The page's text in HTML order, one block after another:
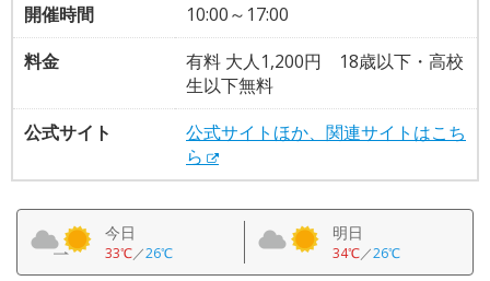
開催時間
10:00～17:00
料金
有料 大人1,200円 18歳以下・高校
生以下無料
公式サイト
公式サイトほか、関連サイトはこち
ら
今日
33℃／26℃
明日
34℃／26℃